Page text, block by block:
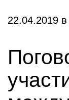
22.04.2019 в